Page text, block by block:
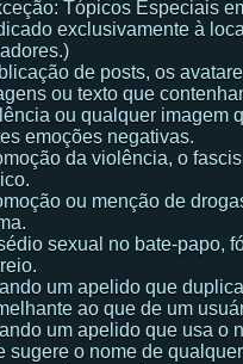
Tópicos Especiais
exclusivamente à
de posts, os
ou texto que
ou qualquer imagem
emoções negativas.
da violência, o
ou menção de
sexual no bate-papo,
um apelido que
ao que de um
um apelido que usa o
sugere o nome de